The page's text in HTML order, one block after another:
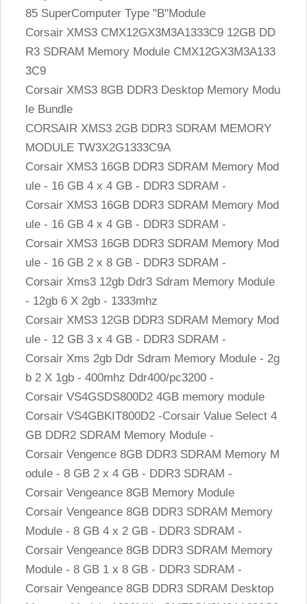
85 SuperComputer Type "B"Module
Corsair XMS3 CMX12GX3M3A1333C9 12GB DD
R3 SDRAM Memory Module CMX12GX3M3A133
3C9
Corsair XMS3 8GB DDR3 Desktop Memory Modu
le Bundle
CORSAIR XMS3 2GB DDR3 SDRAM MEMORY
MODULE TW3X2G1333C9A
Corsair XMS3 16GB DDR3 SDRAM Memory Mod
ule - 16 GB 4 x 4 GB - DDR3 SDRAM -
Corsair XMS3 16GB DDR3 SDRAM Memory Mod
ule - 16 GB 4 x 4 GB - DDR3 SDRAM -
Corsair XMS3 16GB DDR3 SDRAM Memory Mod
ule - 16 GB 2 x 8 GB - DDR3 SDRAM -
Corsair Xms3 12gb Ddr3 Sdram Memory Module
- 12gb 6 X 2gb - 1333mhz
Corsair XMS3 12GB DDR3 SDRAM Memory Mod
ule - 12 GB 3 x 4 GB - DDR3 SDRAM -
Corsair Xms 2gb Ddr Sdram Memory Module - 2g
b 2 X 1gb - 400mhz Ddr400/pc3200 -
Corsair VS4GSDS800D2 4GB memory module
Corsair VS4GBKIT800D2 -Corsair Value Select 4
GB DDR2 SDRAM Memory Module -
Corsair Vengence 8GB DDR3 SDRAM Memory M
odule - 8 GB 2 x 4 GB - DDR3 SDRAM -
Corsair Vengeance 8GB Memory Module
Corsair Vengeance 8GB DDR3 SDRAM Memory
Module - 8 GB 4 x 2 GB - DDR3 SDRAM -
Corsair Vengeance 8GB DDR3 SDRAM Memory
Module - 8 GB 1 x 8 GB - DDR3 SDRAM -
Corsair Vengeance 8GB DDR3 SDRAM Desktop